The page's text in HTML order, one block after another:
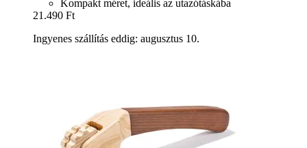
Kompakt méret, ideális az utazótáskába
21.490 Ft
Ingyenes szállítás eddig: augusztus 10.